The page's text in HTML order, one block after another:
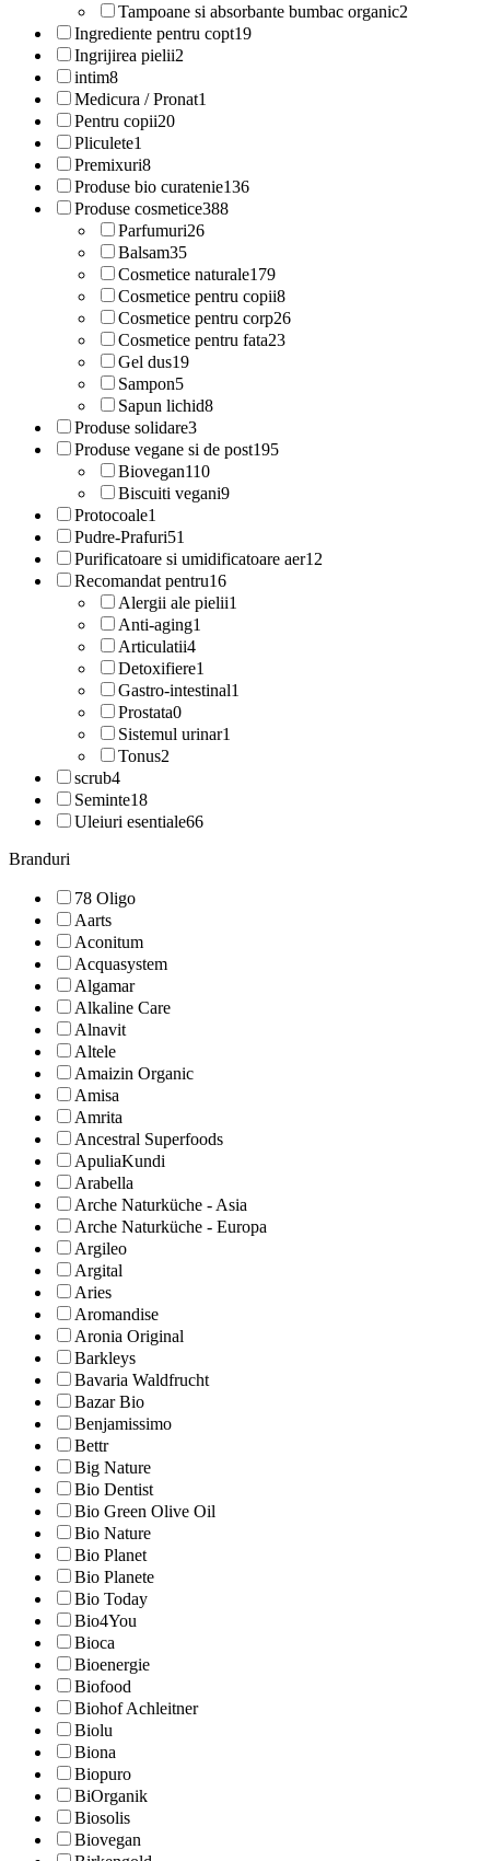
Tampoane si absorbante bumbac organic2
Ingrediente pentru copt19
Ingrijirea pielii2
intim8
Medicura / Pronat1
Pentru copii20
Pliculete1
Premixuri8
Produse bio curatenie136
Produse cosmetice388
Parfumuri26
Balsam35
Cosmetice naturale179
Cosmetice pentru copii8
Cosmetice pentru corp26
Cosmetice pentru fata23
Gel dus19
Sampon5
Sapun lichid8
Produse solidare3
Produse vegane si de post195
Biovegan110
Biscuiti vegani9
Protocoale1
Pudre-Prafuri51
Purificatoare si umidificatoare aer12
Recomandat pentru16
Alergii ale pielii1
Anti-aging1
Articulatii4
Detoxifiere1
Gastro-intestinal1
Prostata0
Sistemul urinar1
Tonus2
scrub4
Seminte18
Uleiuri esentiale66
Branduri
78 Oligo
Aarts
Aconitum
Acquasystem
Algamar
Alkaline Care
Alnavit
Altele
Amaizin Organic
Amisa
Amrita
Ancestral Superfoods
ApuliaKundi
Arabella
Arche Naturküche - Asia
Arche Naturküche - Europa
Argileo
Argital
Aries
Aromandise
Aronia Original
Barkleys
Bavaria Waldfrucht
Bazar Bio
Benjamissimo
Bettr
Big Nature
Bio Dentist
Bio Green Olive Oil
Bio Nature
Bio Planet
Bio Planete
Bio Today
Bio4You
Bioca
Bioenergie
Biofood
Biohof Achleitner
Biolu
Biona
Biopuro
BiOrganik
Biosolis
Biovegan